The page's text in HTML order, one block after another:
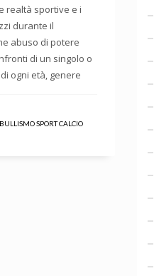
realtà sportive e i
durante il
abuso di potere
di un singolo o
ogni età, genere
BULLISMO SPORT CALCIO